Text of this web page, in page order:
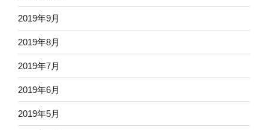
2019年9月
2019年8月
2019年7月
2019年6月
2019年5月